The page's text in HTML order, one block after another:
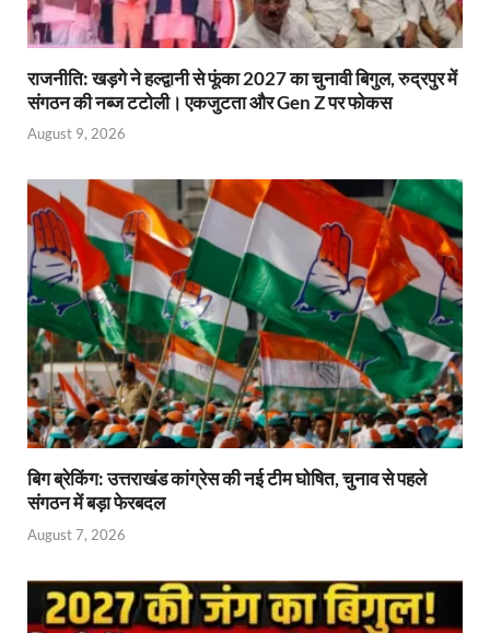
राजनीति: खड़गे ने हल्द्वानी से फूंका 2027 का चुनावी बिगुल, रुद्रपुर में
संगठन की नब्ज टटोली। एकजुटता और Gen Z पर फोकस
August 9, 2026
बिग ब्रेकिंग: उत्तराखंड कांग्रेस की नई टीम घोषित, चुनाव से पहले
संगठन में बड़ा फेरबदल
August 7, 2026